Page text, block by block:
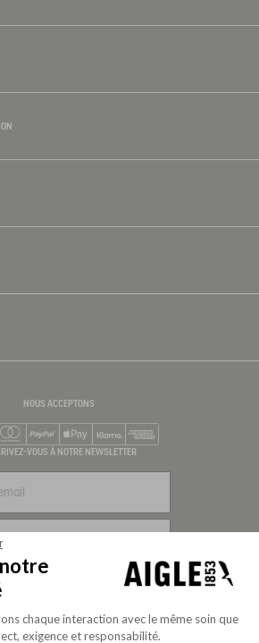
NOUS ACCEPTONS
Mastercard
PayPalApple PayKlarna
VOUS À NOTRE NEWSLETTER
chaque interaction avec le même soin que
exigence et responsabilité.